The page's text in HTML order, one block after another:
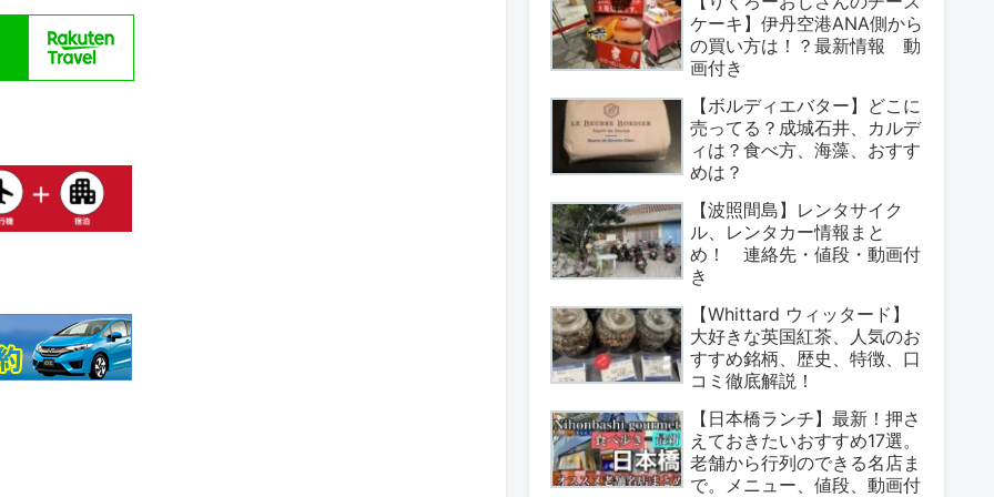
ケーキ】伊丹空港ANA側から
の買い方は！？最新情報 動
画付き
【ボルディエバター】どこに
売ってる？成城石井、カルデ
ィは？食べ方、海藻、おすす
めは？
【波照間島】レンタサイク
ル、レンタカー情報まと
め！ 連絡先・値段・動画付
き
【Whittard ウィッタード】
大好きな英国紅茶、人気のお
すすめ銘柄、歴史、特徴、口
コミ徹底解説！
【日本橋ランチ】最新！押さ
えておきたいおすすめ17選。
老舗から行列のできる名店ま
で。メニュー、値段、動画付